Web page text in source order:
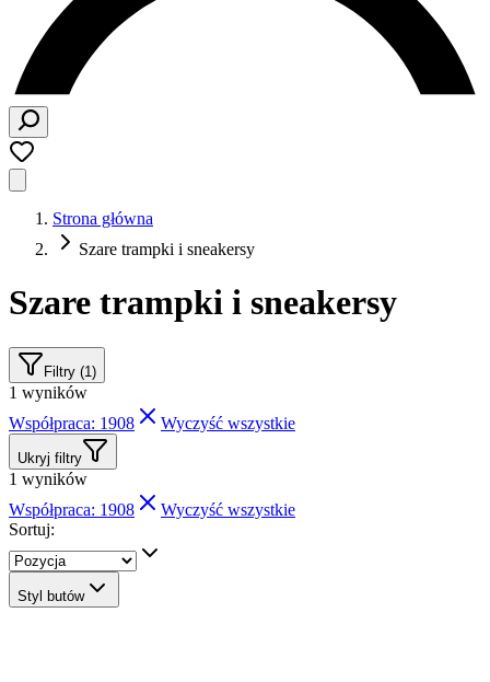
Strona główna
Szare trampki i sneakersy
Szare trampki i sneakersy
Filtry (1)
1 wyników
Współpraca: 1908
Wyczyść wszystkie
Ukryj filtry
1 wyników
Współpraca: 1908
Wyczyść wszystkie
Sortuj:
Styl butów